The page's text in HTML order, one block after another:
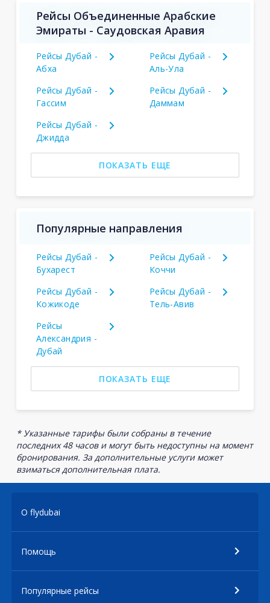
Рейсы Объединенные Арабские
Эмираты - Саудовская Аравия
Рейсы Дубай -
Абха
Рейсы Дубай -
Аль-Ула
Рейсы Дубай -
Гассим
Рейсы Дубай -
Даммам
Рейсы Дубай -
Джидда
ПОКАЗАТЬ ЕЩЕ
Популярные направления
Рейсы Дубай -
Бухарест
Рейсы Дубай -
Коччи
Рейсы Дубай -
Кожикоде
Рейсы Дубай -
Тель-Авив
Рейсы
Александрия -
Дубай
ПОКАЗАТЬ ЕЩЕ
* Указанные тарифы были собраны в течение
последних 48 часов и могут быть недоступны на момент
бронирования. За дополнительные услуги может
взиматься дополнительная плата.
О flydubai
Помощь
Популярные рейсы